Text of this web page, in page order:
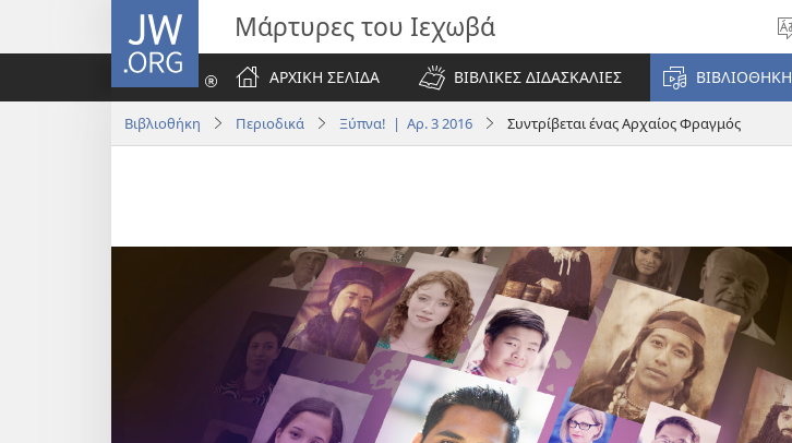
JW.ORG Μάρτυρες του Ιεχωβά
ΑΡΧΙΚΗ ΣΕΛΙΔΑ
ΒΙΒΛΙΚΕΣ ΔΙΔΑΣΚΑΛΙΕΣ ΒΙΒΛΙΟΘΗΚΗ
Βιβλιοθήκη Περιοδικά Ξύπνα! | Αρ. 3 2016 Συντρίβεται ένας Αρχαίος Φραγμός